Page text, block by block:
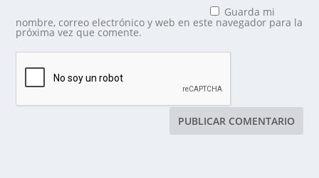
Guarda mi
nombre, correo electrónico y web en este navegador para la
próxima vez que comente.